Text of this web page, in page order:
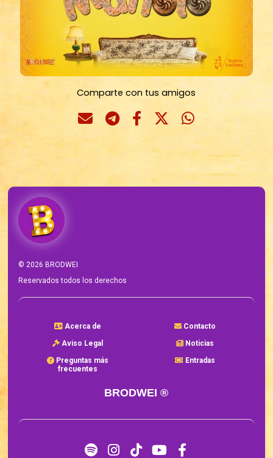
Comparte con tus amigos
©2026 BRODWEI
Reservados todos los derechos
Acerca de
Contacto
Aviso Legal
Noticias
Preguntas más
frecuentes
Entradas
BRODWEI ®